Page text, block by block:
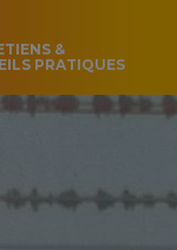
&
PRATIQUES